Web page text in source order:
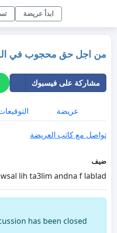
ابدأ عريضة
من اجل حق محجوب في
مشاركة على فيسبوك
عريضة
تواصل مع كاتب العريضة
ضيف
lih ta3lim andna f lablad
has been closed.